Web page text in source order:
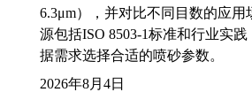
6.3μm），并对比不同目数的应用
源包括ISO 8503-1标准和行业实
据需求选择合适的喷砂参数。
2026年8月4日